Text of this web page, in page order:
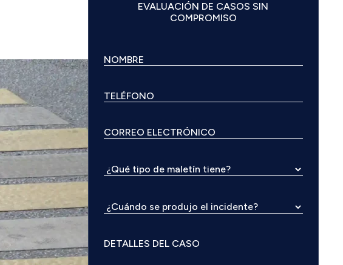
EVALUACIÓN DE CASOS SIN
COMPROMISO